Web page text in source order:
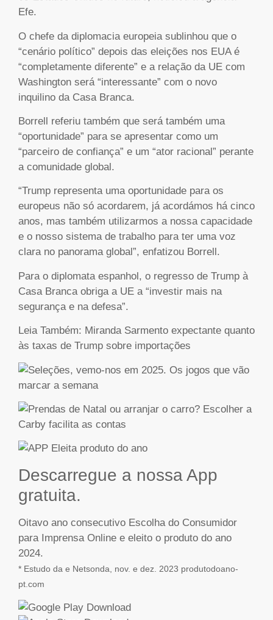
Efe.
O chefe da diplomacia europeia sublinhou que o
“cenário político” depois das eleições nos EUA é
“completamente diferente” e a relação da UE com
Washington será “interessante” com o novo
inquilino da Casa Branca.
Borrell referiu também que será também uma
“oportunidade” para se apresentar como um
“parceiro de confiança” e um “ator racional” perante
a comunidade global.
“Trump representa uma oportunidade para os
europeus não só acordarem, já acordámos há cinco
anos, mas também utilizarmos a nossa capacidade
e o nosso sistema de trabalho para ter uma voz
clara no panorama global”, enfatizou Borrell.
Para o diplomata espanhol, o regresso de Trump à
Casa Branca obriga a UE a “investir mais na
segurança e na defesa”.
Leia Também: Miranda Sarmento expectante quanto
às taxas de Trump sobre importações
Descarregue a nossa App
gratuita.
Oitavo ano consecutivo Escolha do Consumidor
para Imprensa Online e eleito o produto do ano
2024.
* Estudo da e Netsonda, nov. e dez. 2023 produtodoano-
pt.com